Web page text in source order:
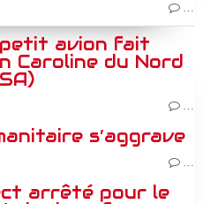
…
avion fait
Caroline du Nord
…
s’aggrave
…
arrêté pour le